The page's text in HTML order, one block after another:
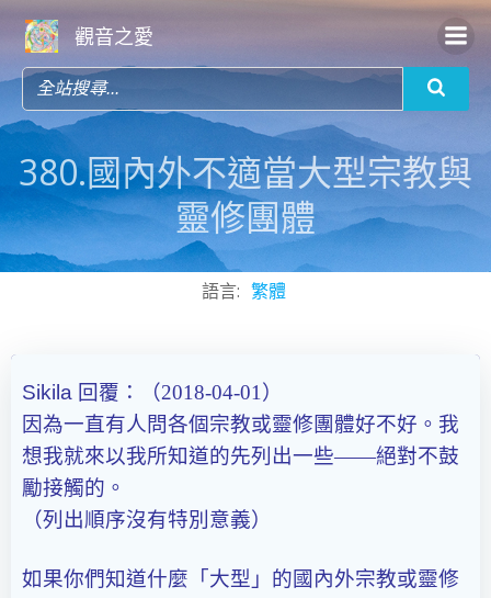
content
觀音之愛
380.國內外不適當大型宗教與
靈修團體
語言: 繁體
Sikila 回覆：（2018-04-01）
因為一直有人問各個宗教或靈修團體好不好。我
想我就來以我所知道的先列出一些——絕對不鼓
勵接觸的。
（列出順序沒有特別意義）
如果你們知道什麼「大型」的國內外宗教或靈修